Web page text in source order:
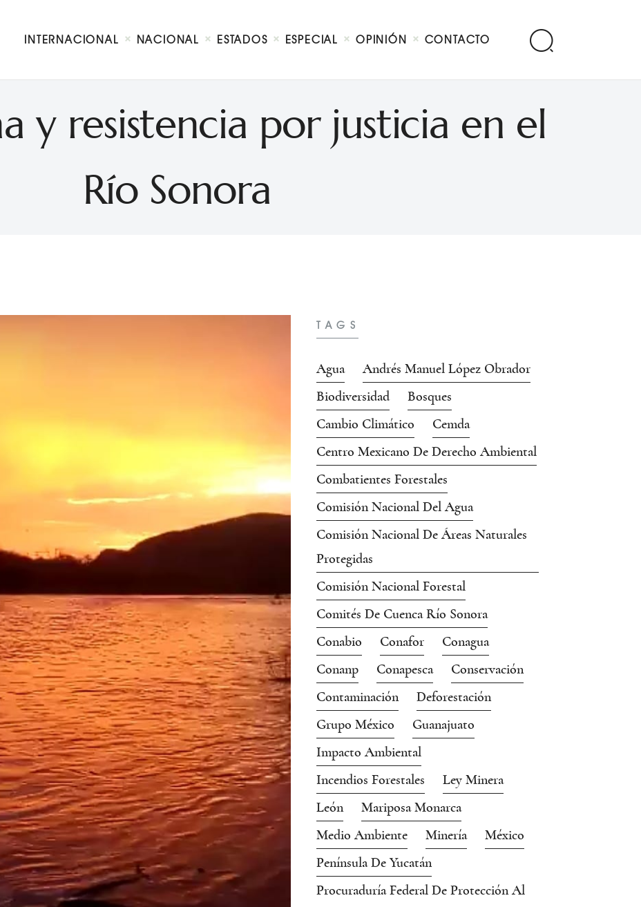
INTERNACIONAL NACIONAL ESTADOS ESPECIAL OPINIÓN CONTACTO
y resistencia por justicia en el
Río Sonora
Nacional
Especial
Contacto
TAGS
Agua
Andrés Manuel López Obrador
Biodiversidad
Bosques
Cambio Climático
Cemda
Centro Mexicano De Derecho Ambiental
Combatientes Forestales
Comisión Nacional Del Agua
Comisión Nacional De Áreas Naturales
Protegidas
Comisión Nacional Forestal
Comités De Cuenca Río Sonora
Conabio
Conafor
Conagua
Conanp
Conapesca
Conservación
Contaminación
Deforestación
Grupo México
Guanajuato
Impacto Ambiental
Incendios Forestales
Ley Minera
León
Mariposa Monarca
Medio Ambiente
Minería
México
Península De Yucatán
Procuraduría Federal De Protección Al